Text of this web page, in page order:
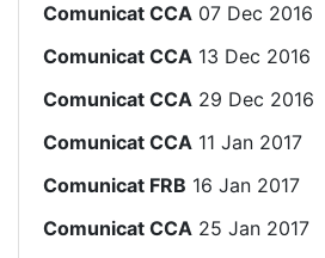
Comunicat CCA 07 Dec 2016
Comunicat CCA 13 Dec 2016
Comunicat CCA 29 Dec 2016
Comunicat CCA 11 Jan 2017
Comunicat FRB 16 Jan 2017
Comunicat CCA 25 Jan 2017